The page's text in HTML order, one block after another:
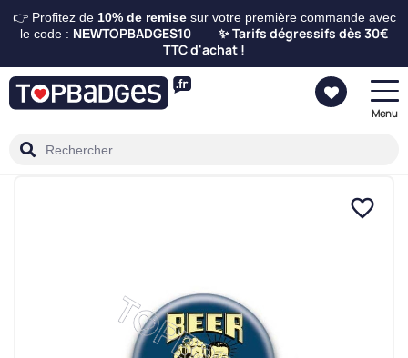
👉 Profitez de 10% de remisesur votre première commande avec
le code : NEWTOPBADGES10 ✨ Tarifs dégressifs dès 30€
TTC d'achat !
Menu
favorite_border